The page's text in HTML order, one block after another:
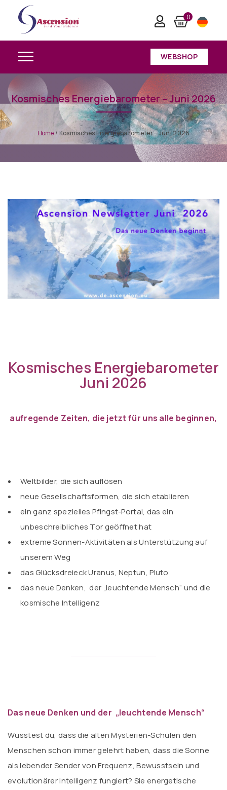
0
WEBSHOP
Kosmisches Energiebarometer – Juni 2026
Home / Kosmisches Energiebarometer – Juni 2026
Kosmisches Energiebarometer
Juni 2026
aufregende Zeiten, die jetzt für uns alle beginnen,
Weltbilder, die sich auflösen
neue Gesellschaftsformen, die sich etablieren
ein ganz spezielles Pfingst-Portal, das ein
unbeschreibliches Tor geöffnet hat
extreme Sonnen-Aktivitäten als Unterstützung auf
unserem Weg
das Glücksdreieck Uranus, Neptun, Pluto
das neue Denken, der „leuchtende Mensch“ und die
kosmische Intelligenz
Das neue Denken und der „leuchtende Mensch“
Wusstest du, dass die alten Mysterien-Schulen den
Menschen schon immer gelehrt haben, dass die Sonne
als lebender Sender von Frequenz, Bewusstsein und
evolutionärer Intelligenz fungiert? Sie energetische